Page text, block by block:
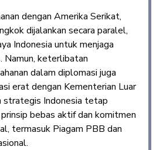
dengan Amerika Serikat,
dijalankan secara paralel,
Indonesia untuk menjaga
keterlibatan
dalam diplomasi juga
erat dengan Kementerian Luar
strategis Indonesia tetap
bebas aktif dan komitmen
termasuk Piagam PBB dan